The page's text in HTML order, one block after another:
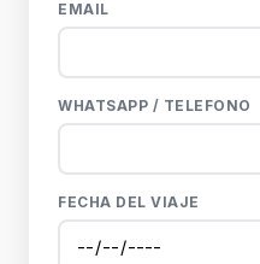
EMAIL
WHATSAPP / TELEFONO
FECHA DEL VIAJE